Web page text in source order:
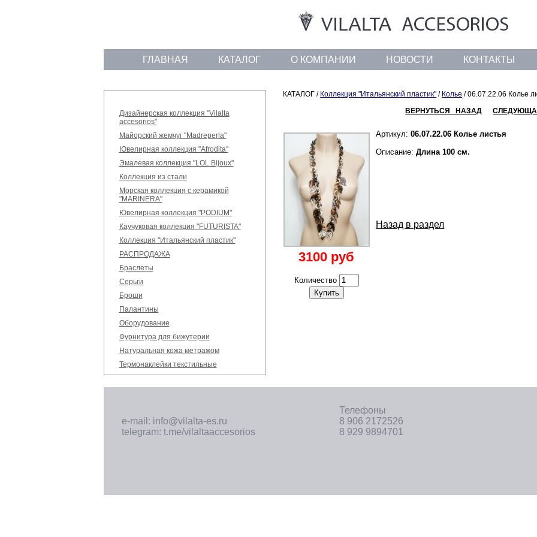
ГЛАВНАЯ КАТАЛОГ О КОМПАНИИ НОВОСТИ КОНТАКТЫ
Дизайнерская коллекция "Vilalta
accesorios"
Майорский жемчуг "Madreperla"
Ювелирная коллекция "Afrodita"
Эмалевая коллекция "LOL Bijoux"
Коллекция из стали
Морская коллекция с керамикой
"MARINERA"
Ювелирная коллекция "PODIUM"
Каучуковая коллекция "FUTURISTA"
Коллекция "Итальянский пластик"
РАСПРОДАЖА
Браслеты
Серьги
Броши
Палантины
Оборудование
Фурнитура для бижутерии
Натуральная кожа метражом
Термонаклейки текстильные
КАТАЛОГ / Коллекция "Итальянский пластик" / Колье / 06.07.22.06 Колье
ВЕРНУТЬСЯ НАЗАД
3100 руб
Количество
Купить
Артикул:06.07.22.06 Колье листья
Описание:Длина 100 см.
Назад в раздел
e-mail: info@vilalta-es.ru
telegram: t.me/vilaltaaccesorios
Телефоны
8 906 2172526
8 929 9894701